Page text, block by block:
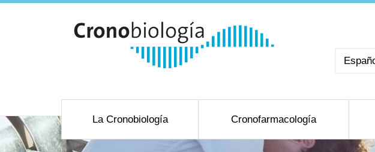
Elegir
La Cronobiología Cronofarmacología